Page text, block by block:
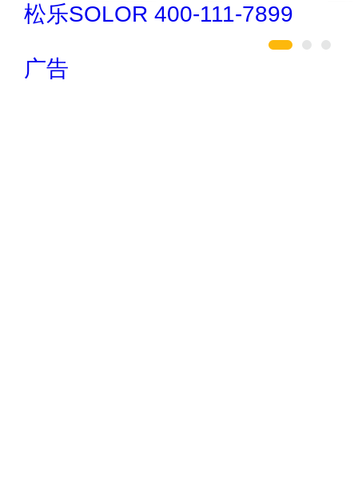
巧夺天工 400-189-0909
广告